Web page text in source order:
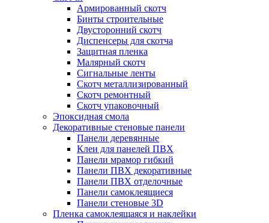
Армированный скотч
Бинты строительные
Двусторонний скотч
Диспенсеры для скотча
Защитная пленка
Малярный скотч
Сигнальные ленты
Скотч металлизированный
Скотч ремонтный
Скотч упаковочный
Эпоксидная смола
Декоративные стеновые панели
Панели деревянные
Клеи для панелей ПВХ
Панели мрамор гибкий
Панели ПВХ декоративные
Панели ПВХ отделочные
Панели самоклеящиеся
Панели стеновые 3D
Пленка самоклеящаяся и наклейки